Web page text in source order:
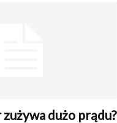
dużo prądu?